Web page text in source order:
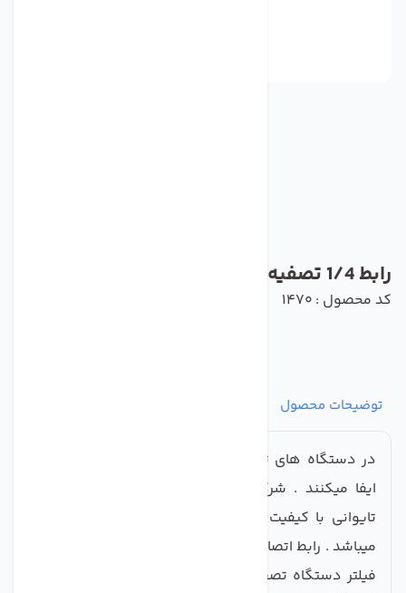
رابط 1/4 تصفیه آب سی سی کا
کد محصول : 1470
توضیحات محصول
در دستگاه های تصفیه آب خانگی اتصالات نقش مهمی
ایفا میکنند . شرکت سی سی کا تولید کننده اتصالات
تایوانی با کیفیت و اورگانیک با استاندارد جهانی تولید
فیلتر دستگاه تصفیه آب خانگی میباشد . اتصال رزوه به